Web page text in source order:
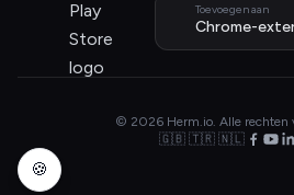
Toevoegen aan
Chrome-
© 2026 Herm.io. Alle rechten
🇬🇧 🇹🇷 🇳🇱
🍪